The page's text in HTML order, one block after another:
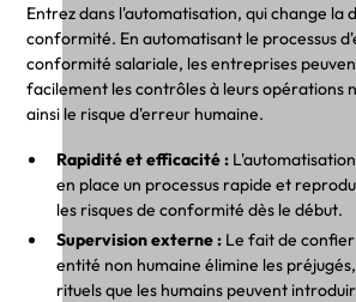
Entrez dans l'automatisation, qui change la
conformité. En automatisant le processus
conformité salariale, les entreprises
facilement les contrôles à leurs opérations
ainsi le risque d'erreur humaine.
Rapidité et efficacité :
en place un processus rapide et
les risques de conformité dès le début.
Supervision externe : Le fait de
entité non humaine élimine les
rituels que les humains peuvent